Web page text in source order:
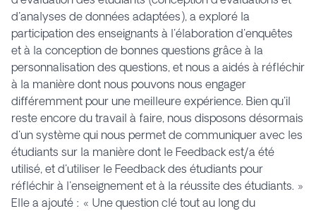
d'analyses de données adaptées), a exploré la
participation des enseignants à l'élaboration d'enquêtes
et à la conception de bonnes questions grâce à la
personnalisation des questions, et nous a aidés à réfléchir
à la manière dont nous pouvons nous engager
différemment pour une meilleure expérience. Bien qu'il
reste encore du travail à faire, nous disposons désormais
d'un système qui nous permet de communiquer avec les
étudiants sur la manière dont le Feedback est/a été
utilisé, et d'utiliser le Feedback des étudiants pour
réfléchir à l'enseignement et à la réussite des étudiants. »
Elle a ajouté : « Une question clé tout au long du